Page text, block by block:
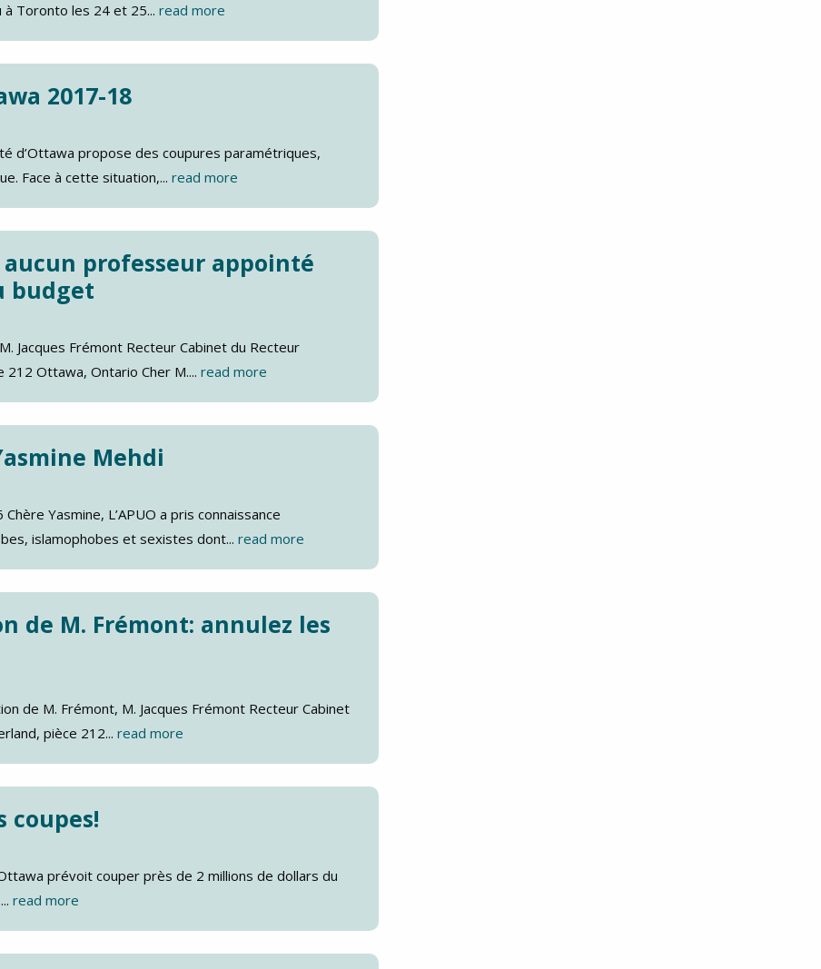
à Toronto les 24 et 25... read more
2017-18
d’Ottawa propose des coupures paramétriques,
Face à cette situation,... read more
professeur appointé
budget
Jacques Frémont Recteur Cabinet du Recteur
Ottawa, Ontario Cher M.... read more
Mehdi
Yasmine, L’APUO a pris connaissance
islamophobes et sexistes dont... read more
de M. Frémont: annulez les
de M. Frémont, M. Jacques Frémont Recteur Cabinet
pièce 212... read more
coupes!
prévoit couper près de 2 millions de dollars du
read more